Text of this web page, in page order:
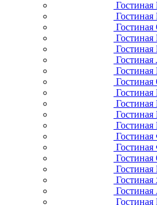
Гостиная
Гостиная
Гостиная
Гостиная
Гостиная
Гостиная
Гостиная
Гостиная
Гостиная